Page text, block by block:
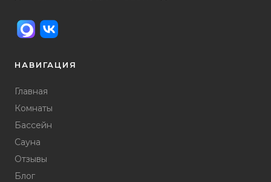
НАВИГАЦИЯ
Главная
Комнаты
Бассейн
Сауна
Отзывы
Блог